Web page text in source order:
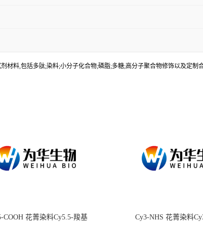
材料,包括多肽;染料;小分子化合物;磷脂;多糖;高分子聚合物修饰以及定
COOH 花菁染料Cy5.5-羧基 Cy3-NHS 花菁染料